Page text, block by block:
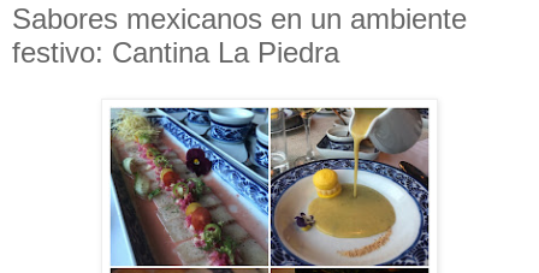
Sabores mexicanos en un ambiente
festivo: Cantina La Piedra